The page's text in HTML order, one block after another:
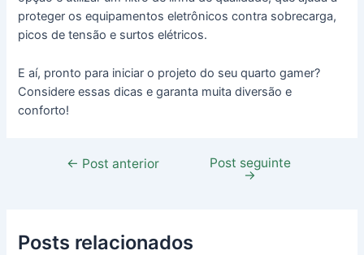
proteger os equipamentos eletrônicos contra sobrecarga,
picos de tensão e surtos elétricos.
E aí, pronto para iniciar o projeto do seu quarto gamer?
Considere essas dicas e garanta muita diversão e
conforto!
← Post anterior Post seguinte
→
Posts relacionados